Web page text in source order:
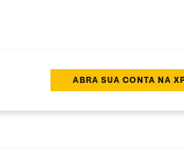
ABRA SUA CONTA NA